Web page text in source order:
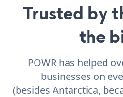
Trusted by
the
POWR has helped
businesses on
(besides Antarctica,